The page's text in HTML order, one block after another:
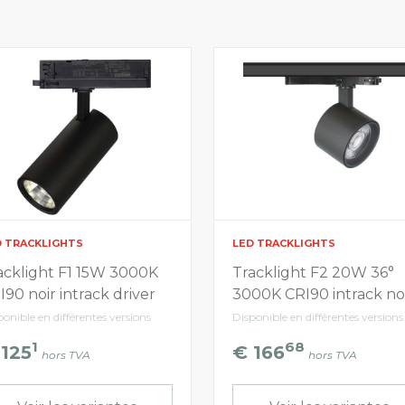
TRACKLIGHTS
F1 15W 3000K
noir intrack driver
en différentes versions
1 hors TVA
LED TRACKLIGHTS
Tracklight F2 20W 36°
3000K CRI90 intrack
Disponible en différentes versions
€ 16668 hors TVA